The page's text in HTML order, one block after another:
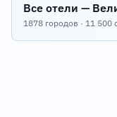
Все отели —
1878 городов · 11 500